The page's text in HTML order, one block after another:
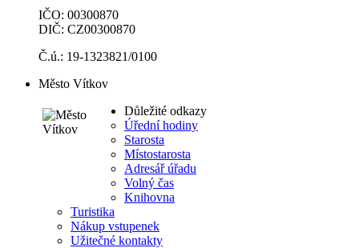
IČO: 00300870
DIČ: CZ00300870
Č.ú.: 19-1323821/0100
Město Vítkov
Důležité odkazy
Úřední hodiny
Starosta
Místostarosta
Adresář úřadu
Volný čas
Knihovna
Turistika
Nákup vstupenek
Užitečné kontakty